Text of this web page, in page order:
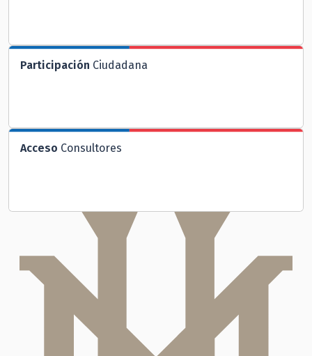
Participación Ciudadana
Acceso Consultores